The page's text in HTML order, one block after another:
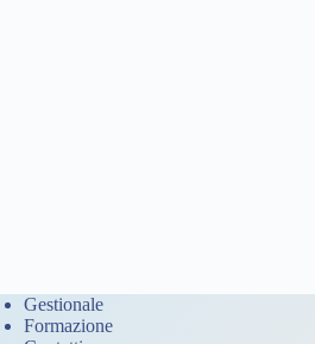
Gestionale
Formazione